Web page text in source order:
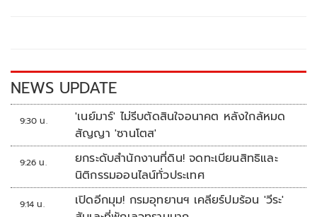
k k
NEWS UPDATE
9:30 น.
'เนย์มาร์' ไม่รีบตัดสินใจอนาคต หลังใกล้หมด
สัญญา 'ซานโตส'
9:26 น.
ยกระดับสำนักงานที่ดิน! จดทะเบียนสิทธิและ
นิติกรรมออนไลน์ทั่วประเทศ
9:14 น.
เปิดอีกมุม! กรมอุทยานฯ เคลียร์ปมร้อน 'วีระ'